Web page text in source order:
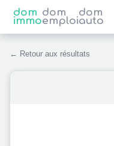
dom
immo
dom
emploi
dom
auto
← Retour aux résultats